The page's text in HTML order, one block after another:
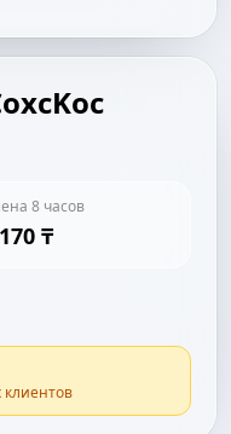
8 часов
₸
клиентов